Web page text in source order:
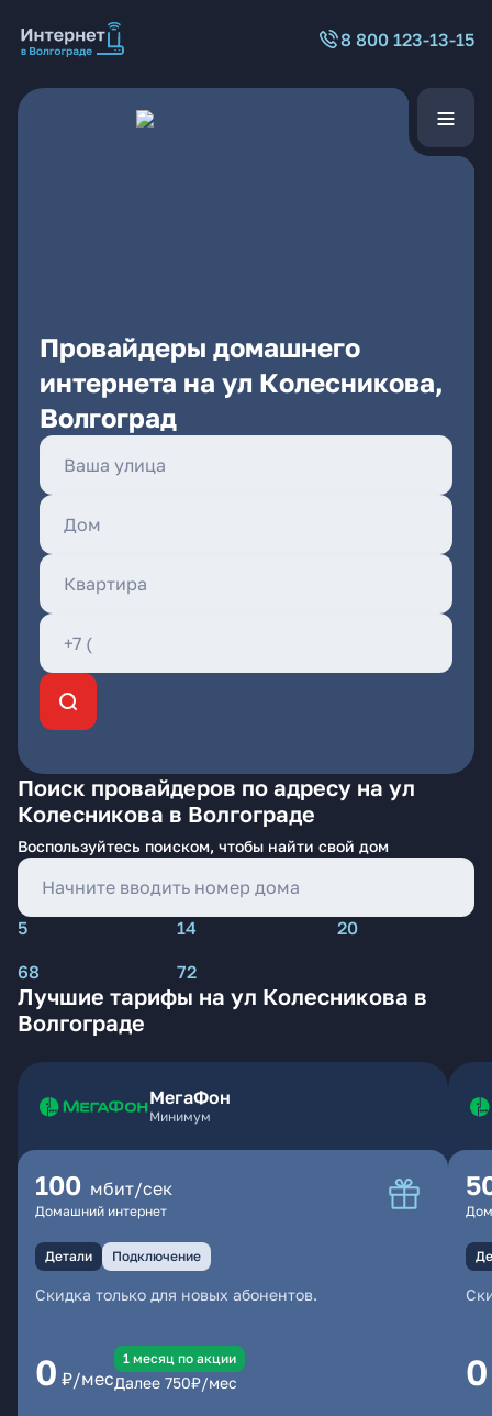
8 800 123-13-15
Провайдеры домашнего
интернета на ул Колесникова,
Волгоград
Поиск провайдеров по адресу на ул
Колесникова в Волгограде
Воспользуйтесь поиском, чтобы найти свой дом
5 14
20
68
72
Лучшие тарифы на ул Колесникова в
Волгограде
МегаФон
Минимум
100 мбит/сек
Домашний интернет
Детали Подключение
Скидка только для новых абонентов.
0 ₽/мес
1 месяц по акции
Далее 750₽/мес 0